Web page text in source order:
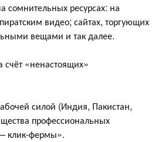
ресурсах: на
видео; сайтах, торгующих
вещами и так далее.
счёт «ненастоящих»
силой (Индия, Пакистан,
профессиональных
клик-фермы».